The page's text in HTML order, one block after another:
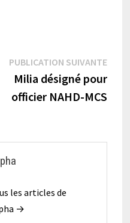
précédente :
PUBLICATION SUIVANTE
Milia désigné pour
officier NAHD-MCS
les articles de
→